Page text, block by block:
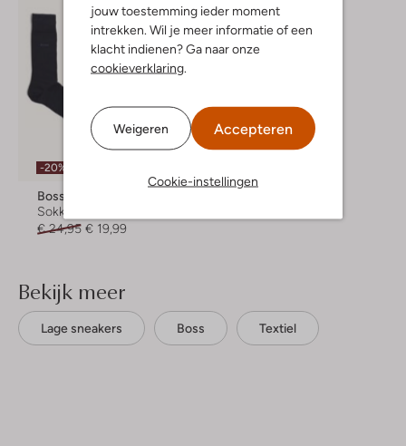
jouw toestemming ieder moment
intrekken. Wil je meer informatie of een
klacht indienen? Ga naar onze
cookieverklaring.
Weigeren Accepteren
Cookie-instellingen
-20%
Boss
Sokken
€ 24,95 € 19,99
Bekijk meer
Lage sneakers Boss Textiel